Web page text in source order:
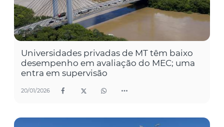
Universidades privadas de MT têm baixo
desempenho em avaliação do MEC; uma
entra em supervisão
20/01/2026